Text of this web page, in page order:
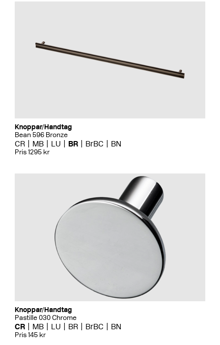
Knoppar/Handtag
Bean 596 Bronze
CR MB LU BR BrBC BN
Pris 1295 kr
Knoppar/Handtag
Pastille 030 Chrome
CR MB LU BR BrBC BN
Pris 145 kr